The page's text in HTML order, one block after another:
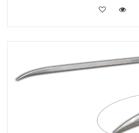
VLOŽIT DO